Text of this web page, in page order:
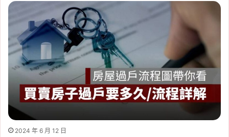
2024 年 6 月 12 日